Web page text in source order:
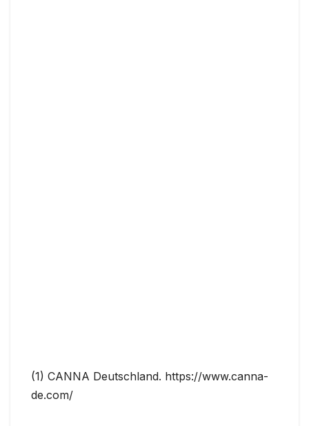
(1) CANNA Deutschland. https://www.canna-
de.com/